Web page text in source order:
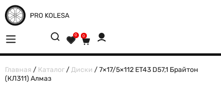
0 0
Главная / Каталог /Диски / 7×17/5×112 ET43 D57,1 Брайтон
(КЛ311) Алмаз